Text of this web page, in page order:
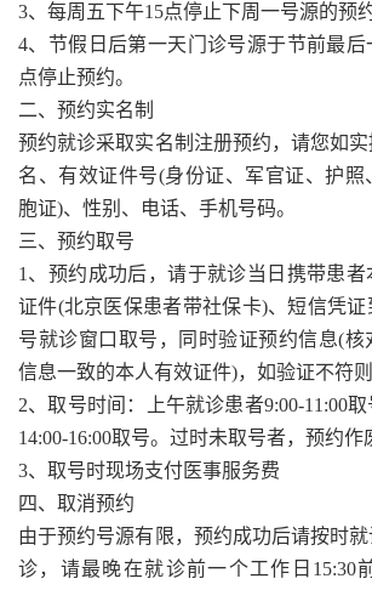
3、每周五下午15点停止下周一号源的预约
4、节假日后第一天门诊号源于节前最后
点停止预约。
二、预约实名制
预约就诊采取实名制注册预约，请您如
名、有效证件号(身份证、军官证、护照
胞证)、性别、电话、手机号码。
三、预约取号
1、预约成功后，请于就诊当日携带患
证件(北京医保患者带社保卡)、短信凭
号就诊窗口取号，同时验证预约信息(核
信息一致的本人有效证件)，如验证不符则
2、取号时间：上午就诊患者9:00-11:00
14:00-16:00取号。过时未取号者，预约作
3、取号时现场支付医事服务费
四、取消预约
由于预约号源有限，预约成功后请按时
诊，请最晚在就诊前一个工作日15:30